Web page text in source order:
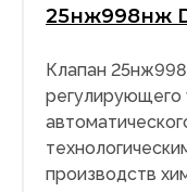
25нж998нж
Клапан
регулирующего
производств